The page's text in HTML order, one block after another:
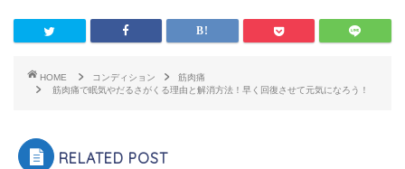
HOME コンディション
筋肉痛
筋肉痛で眠気やだるさがくる理由と解消方法！早く回復させて元気になろう！
RELATED POST